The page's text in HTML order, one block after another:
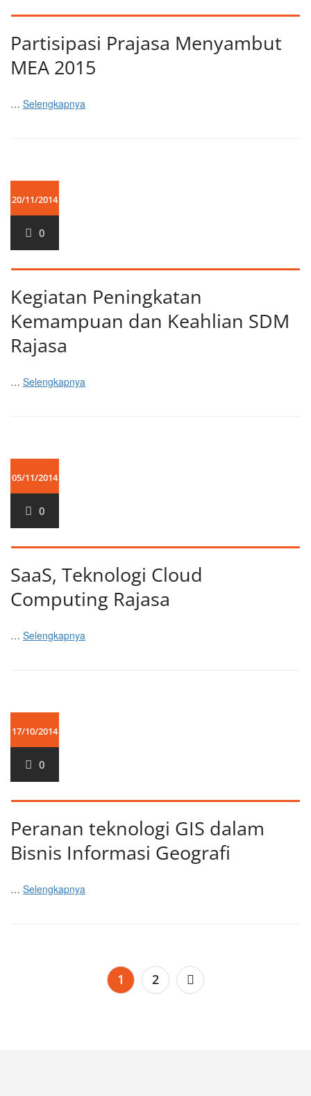
Partisipasi Prajasa Menyambut
MEA 2015
… Selengkapnya
20/11/2014
0
Kegiatan Peningkatan
Kemampuan dan Keahlian SDM
Rajasa
… Selengkapnya
05/11/2014
0
SaaS, Teknologi Cloud
Computing Rajasa
… Selengkapnya
17/10/2014
0
Peranan teknologi GIS dalam
Bisnis Informasi Geografi
… Selengkapnya
1 2